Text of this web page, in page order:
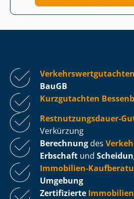
Ver­kehrs­wert­gut­ach­ten
BauGB
Kurzgutachten
Rest­nut­zungs­dau­er-
Verkürzung
Berechnung des
Erbschaft und
Immobilien-
Umgebung
Zertifizierte